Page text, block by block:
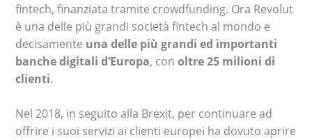
fintech, finanziata tramite crowdfunding. Ora Revolut
è una delle più grandi società fintech al mondo e
decisamente una delle più grandi ed importanti
banche digitali d’Europa, conoltre 25 milioni di
clienti.
Nel 2018, in seguito alla Brexit, per continuare ad
offrire i suoi servizi ai clienti europei ha dovuto aprire